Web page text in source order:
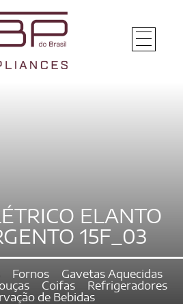
ELANTO
15F_03
Fornos
Gavetas Aquecidas
Coifas
Refrigeradores
de Bebidas